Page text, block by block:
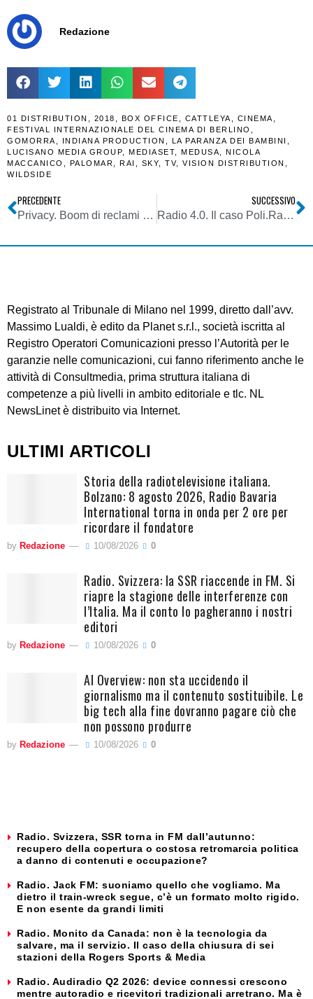
Redazione
01 DISTRIBUTION 2018 BOX OFFICE CATTLEYA CINEMA
FESTIVAL INTERNAZIONALE DEL CINEMA DI BERLINO
GOMORRA
INDIANA PRODUCTION LA PARANZA DEI BAMBINI
LUCISANO MEDIA GROUP
MEDIASET MEDUSA
NICOLA
MACCANICO
PALOMAR RAI SKY TV, VISION DISTRIBUTION
WILDSIDE
PRECEDENTE
Privacy. Boom di reclami a otto mesi dall’applicazione del GDPR
SUCCESSIVO
Radio 4.0. Il caso Poli.Radio, nativa digitale. Emanuele Campagnolo: l’utente non deve preoccuparsi di “come” riceve l’informazione, ma solo di riceverla. L’ibridazione e’ una esigenza
Registrato al Tribunale di Milano nel 1999, diretto dall’avv.
Massimo Lualdi, è edito da Planet s.r.l., società iscritta al
Registro Operatori Comunicazioni presso l’Autorità per le
garanzie nelle comunicazioni, cui fanno riferimento anche le
attività di Consultmedia, prima struttura italiana di
competenze a più livelli in ambito editoriale e tlc. NL
NewsLinet è distribuito via Internet.
ULTIMI ARTICOLI
Storia della radiotelevisione italiana.
Bolzano: 8 agosto 2026, Radio Bavaria
International torna in onda per 2 ore per
ricordare il fondatore
by Redazione 10/08/2026 0
Radio. Svizzera: la SSR riaccende in FM. Si
riapre la stagione delle interferenze con
l’Italia. Ma il conto lo pagheranno i nostri
editori
by Redazione 10/08/2026 0
AI Overview: non sta uccidendo il
giornalismo ma il contenuto sostituibile. Le
big tech alla fine dovranno pagare ciò che
non possono produrre
by Redazione 10/08/2026 0
Radio. Svizzera, SSR torna in FM dall’autunno:
recupero della copertura o costosa retromarcia politica
a danno di contenuti e occupazione?
Radio. Jack FM: suoniamo quello che vogliamo. Ma
dietro il train-wreck segue, c’è un formato molto rigido.
E non esente da grandi limiti
Radio. Monito da Canada: non è la tecnologia da
salvare, ma il servizio. Il caso della chiusura di sei
stazioni della Rogers Sports & Media
Radio. Audiradio Q2 2026: device connessi crescono
mentre autoradio e ricevitori tradizionali arretrano. Ma è